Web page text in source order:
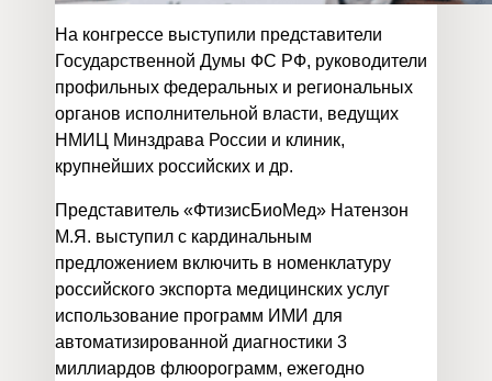
На конгрессе выступили представители
Государственной Думы ФС РФ, руководители
профильных федеральных и региональных
органов исполнительной власти, ведущих
НМИЦ Минздрава России и клиник,
крупнейших российских и др.
Представитель «ФтизисБиоМед» Натензон
М.Я. выступил с кардинальным
предложением включить в номенклатуру
российского экспорта медицинских услуг
использование программ ИМИ для
автоматизированной диагностики 3
миллиардов флюорограмм, ежегодно